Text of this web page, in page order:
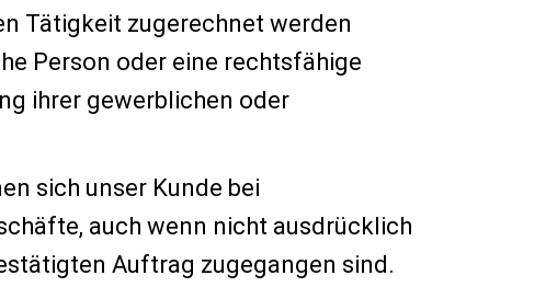
Tätigkeit zugerechnet werden
Person oder eine rechtsfähige
ihrer gewerblichen oder
sich unser Kunde bei
auch wenn nicht ausdrücklich
Auftrag zugegangen sind.